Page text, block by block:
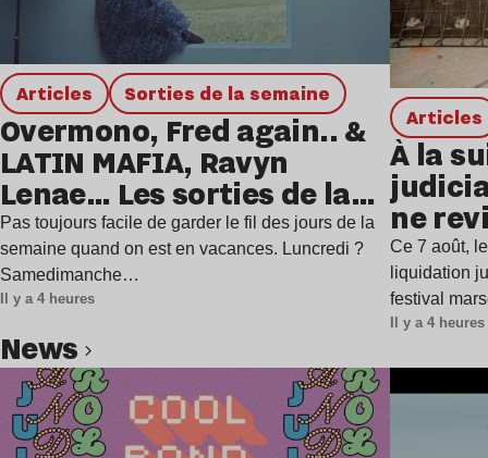
Articles Sorties de la semaine
Overmono, Fred again.. &
LATIN MAFIA, Ravyn
Lenae… Les sorties de la
semaine
Pas toujours facile de garder le fil des jours de la
semaine quand on est en vacances. Luncredi ?
Samedimanche…
Il y a 4 heures
Articles
À la
ne
Ce 7 août,
liquidation
festival
Il y a 4 heures
news
Lire l’article